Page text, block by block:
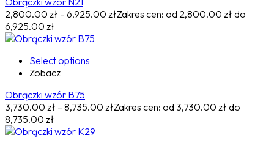
2,800.00 zł – 6,925.00 złZakres cen: od 2,800.00 zł do
6,925.00 zł
Select options
Zobacz
Obrączki wzór B75
3,730.00 zł – 8,735.00 złZakres cen: od 3,730.00 zł do
8,735.00 zł